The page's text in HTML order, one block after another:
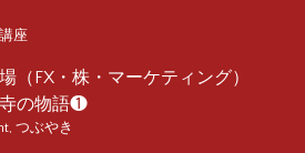
座
（FX・株・マーケティング）
の物語❶
, つぶやき